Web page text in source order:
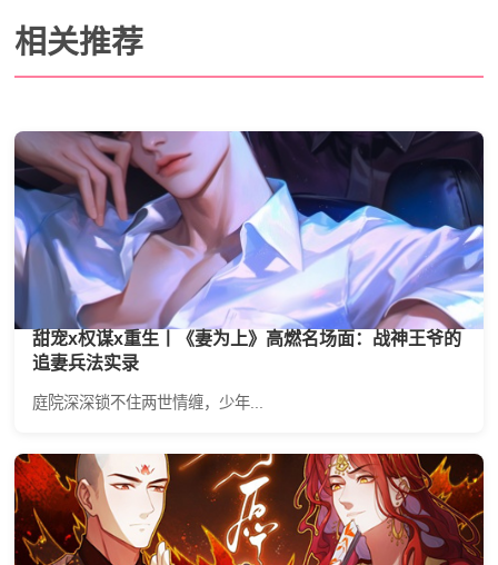
相关推荐
甜宠x权谋x重生丨《妻为上》高燃名场面：战神王爷的
追妻兵法实录
庭院深深锁不住两世情缠，少年...